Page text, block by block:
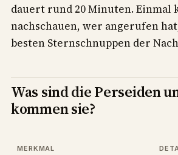
dauert rund 20 Minuten. Einmal
nachschauen, wer angerufen
besten Sternschnuppen der
Was sind die Perseiden
kommen sie?
MERKMAL